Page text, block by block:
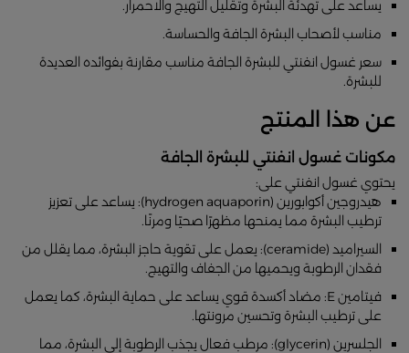
يساعد على تهدئة البشرة وتقليل التهيج والاحمرار.
مناسب لأصحاب البشرة الجافة والحساسة.
سعر غسول انفنتي للبشرة الجافة مناسب مقارنة بفوائده العديدة
للبشرة.
عن هذا المنتج
مكونات غسول انفنتي للبشرة الجافة
يحتوي غسول انفنتي على:
هيدروجين أكوابورين (hydrogen aquaporin): يساعد على تعزيز
ترطيب البشرة مما يمنحها مظهرًا صحيًا ومرنًا.
السيراميد (ceramide): يعمل على تقوية حاجز البشرة، مما يقلل من
فقدان الرطوبة ويحميها من الجفاف والتهيج.
فيتامين E: مضاد أكسدة قوي يساعد على حماية البشرة، كما يعمل
على ترطيب البشرة وتحسين مرونتها.
الجلسرين (glycerin): مرطب فعال يجذب الرطوبة إلى البشرة، مما